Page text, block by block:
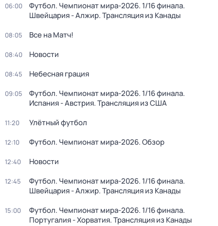
06:00
Футбол. Чемпионат мира-2026. 1/16 финала.
Швейцария - Алжир. Трансляция из Канады
08:05 Все на Матч!
08:40 Новости
08:45 Небесная грация
09:05
Футбол. Чемпионат мира-2026. 1/16 финала.
Испания - Австрия. Трансляция из США
11:20 Улётный футбол
12:10 Футбол. Чемпионат мира-2026. Обзор
12:40 Новости
12:45
Футбол. Чемпионат мира-2026. 1/16 финала.
Швейцария - Алжир. Трансляция из Канады
15:00
Футбол. Чемпионат мира-2026. 1/16 финала.
Португалия - Хорватия. Трансляция из Канады